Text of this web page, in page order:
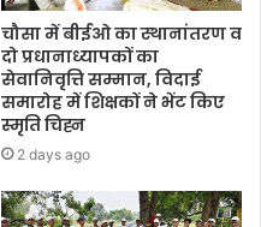
चौसा में बीईओ का स्थानांतरण व
दो प्रधानाध्यापकों का
सेवानिवृत्ति सम्मान, विदाई
समारोह में शिक्षकों ने भेंट किए
स्मृति चिह्न
2 days ago